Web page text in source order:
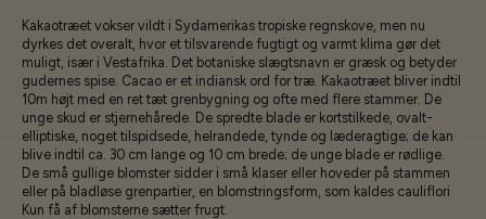
Kakaotræet vokser vildt i Sydamerikas tropiske regnskove, men nu
dyrkes det overalt, hvor et tilsvarende fugtigt og varmt klima gør det
muligt, især i Vestafrika. Det botaniske slægtsnavn er græsk og betyder
gudernes spise. Cacao er et indiansk ord for træ. Kakaotræet bliver indtil
10m højt med en ret tæt grenbygning og ofte med flere stammer. De
unge skud er stjer­nehårede. De spredte blade er kortstil­kede, ovalt-
elliptiske, noget tilspidse­de, helrandede, tynde og læderagtige; de kan
blive indtil ca. 30 cm lange og 10 cm brede; de unge blade er rødlige.
De små gullige blomster sidder i små klaser eller hoveder på stammen
eller på bladløse grenpartier, en blom­stringsform, som kaldes cauliflori
Kun få af blomsterne sætter frugt.